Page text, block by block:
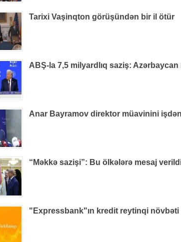
Tarixi Vaşinqton görüşündən bir il ötür
ABŞ-la 7,5 milyardlıq saziş:
Anar Bayramov direktor müavinini işdən
“Məkkə sazişi”: Bu ölkələrə mesaj
"Expressbank"ın kredit reytinqi